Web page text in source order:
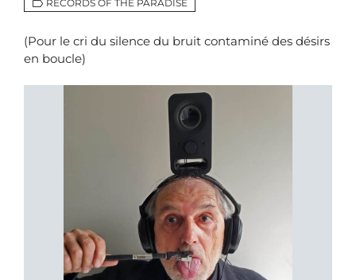
RECORDS OF THE PARADISE
(Pour le cri du silence du bruit contaminé des désirs
en boucle)